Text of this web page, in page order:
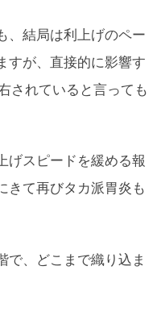
、結局は利上げのペー
すが、直接的に影響す
されていると言っても
げスピードを緩める報
きて再びタカ派胃炎も
で、どこまで織り込ま